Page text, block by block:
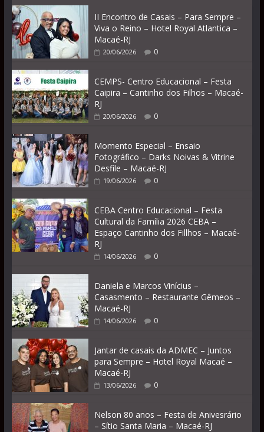
II Encontro de Casais – Para Sempre –
Viva o Reino – Hotel Royal Atlantica –
Macaé-RJ
20/06/2026 0
CEMPS- Centro Educacional – Festa
Caipira – Cantinho dos Filhos – Macaé-
RJ
20/06/2026 0
Momento Especial – Ensaio
Fotográfico – Darks Noivas & Vitrine
Desfile – Macaé-RJ
19/06/2026 0
CEBA Centro Educacional – Festa
Cultural da Família 2026 CEBA –
Espaço Cantinho dos Fillhos – Macaé-
RJ
14/06/2026 0
Daniela e Marcos Vinícius –
Casasmento – Restaurante Gêmeos –
Macaé-RJ
14/06/2026 0
Jantar de casais da ADMEC – Juntos
para Sempre – Hotel Royal Macaé –
Macaé-RJ
13/06/2026 0
Nelson 80 anos – Festa de Anivesrário
– Sítio Santa Maria – Macaé-RJ